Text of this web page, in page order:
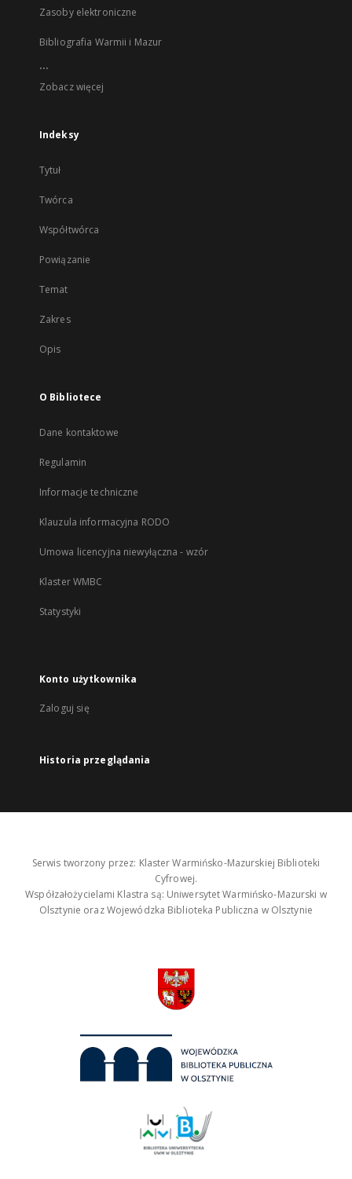
Zasoby elektroniczne
Bibliografia Warmii i Mazur
...
Zobacz więcej
Indeksy
Tytuł
Twórca
Współtwórca
Powiązanie
Temat
Zakres
Opis
O Bibliotece
Dane kontaktowe
Regulamin
Informacje techniczne
Klauzula informacyjna RODO
Umowa licencyjna niewyłączna - wzór
Klaster WMBC
Statystyki
Konto użytkownika
Zaloguj się
Historia przeglądania
Serwis tworzony przez: Klaster Warmińsko-Mazurskiej Biblioteki
Cyfrowej.
Współzałożycielami Klastra są: Uniwersytet Warmińsko-Mazurski w
Olsztynie oraz Wojewódzka Biblioteka Publiczna w Olsztynie